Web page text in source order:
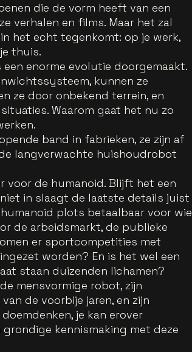
die de vorm heeft van een
verhalen en films. Maar het zal
het echt tegenkomt: op je werk,
thuis.
enorme evolutie doorgemaakt.
kunnen ze
ze door onbekend terrein, en
Waarom gaat het nu zo
band in fabrieken, ze zijn af
langverwachte huishoudrobot
voor de humanoid. Blijft het een
in slaagt de laatste details juist
plots betaalbaar voor wie
de arbeidsmarkt, de publieke
er sportcompetities met
worden? En is het wel een
staan duizenden lichamen?
mensvormige robot, zijn
de voorbije jaren, en zijn
je kan erover
kennismaking met deze